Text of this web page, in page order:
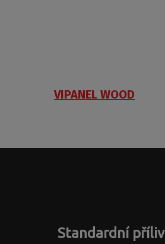
VIPANEL WOOD
Standardní příliv